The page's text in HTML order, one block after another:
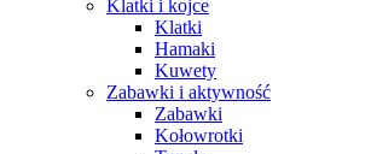
Klatki i kojce
Klatki
Hamaki
Kuwety
Zabawki i aktywność
Zabawki
Kołowrotki